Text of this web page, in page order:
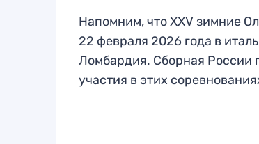
Напомним, что XXV зимние
22 февраля 2026 года в
Ломбардия. Сборная России
участия в этих